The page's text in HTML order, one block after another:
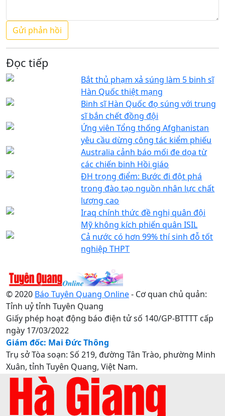
Đọc tiếp
Bắt thủ phạm xả súng làm 5 binh sĩ
Hàn Quốc thiệt mạng
Binh sĩ Hàn Quốc đọ súng với trung
sĩ bắn chết đồng đội
Ứng viên Tổng thống Afghanistan
yêu cầu dừng công tác kiểm phiếu
Australia cảnh báo mối đe dọa từ
các chiến binh Hồi giáo
ĐH trọng điểm: Bước đi đột phá
trong đào tạo nguồn nhân lực chất
lượng cao
Iraq chính thức đề nghị quân đội
Mỹ không kích phiến quân ISIL
Cả nước có hơn 99% thí sinh đỗ tốt
nghiệp THPT
© 2020 Báo Tuyên Quang Online- Cơ quan chủ quản:
Tỉnh uỷ tỉnh Tuyên Quang
Giấy phép hoạt động báo điện tử số 140/GP-BTTTT cấp
ngày 17/03/2022
Giám đốc: Mai Đức Thông
Trụ sở Tòa soạn: Số 219, đường Tân Trào, phường Minh
Xuân, tỉnh Tuyên Quang, Việt Nam.
Điện thoại: 0207.3822820 - 0207.3817155 / Fax:
0207.3822821 - Email:
baotuyenquang.com.vn@gmail.com